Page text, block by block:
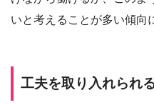
いと考えることが多い傾向
工夫を取り入れられ